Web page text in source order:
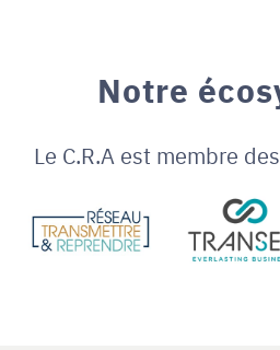
Notre
Le C.R.A est membre